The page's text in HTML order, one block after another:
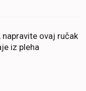
ovaj ručak
iz pleha